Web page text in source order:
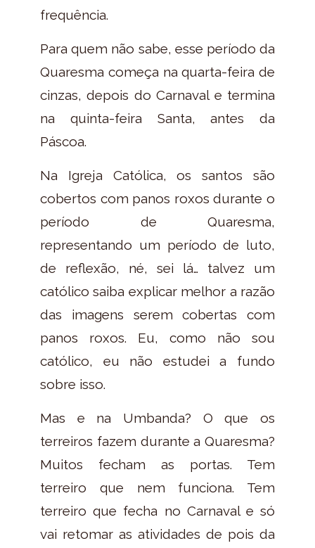
frequência.
Para quem não sabe, esse período da
Quaresma começa na quarta-feira de
cinzas, depois do Carnaval e termina
na quinta-feira Santa, antes da
Páscoa.
Na Igreja Católica, os santos são
cobertos com panos roxos durante o
período de Quaresma,
representando um período de luto,
de reflexão, né, sei lá… talvez um
católico saiba explicar melhor a razão
das imagens serem cobertas com
panos roxos. Eu, como não sou
católico, eu não estudei a fundo
sobre isso.
Mas e na Umbanda? O que os
terreiros fazem durante a Quaresma?
Muitos fecham as portas. Tem
terreiro que nem funciona. Tem
terreiro que fecha no Carnaval e só
vai retomar as atividades de pois da